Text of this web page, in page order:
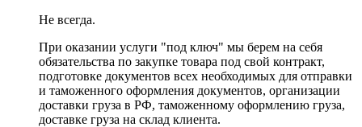
Не всегда.
При оказании услуги "под ключ" мы берем на себя
обязательства по закупке товара под свой контракт,
подготовке документов всех необходимых для отправки
и таможенного оформления документов, организации
доставки груза в РФ, таможенному оформлению груза,
доставке груза на склад клиента.